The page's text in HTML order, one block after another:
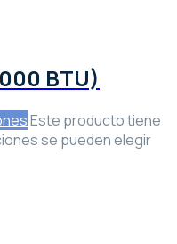
BTU)
Este producto tiene
se pueden elegir